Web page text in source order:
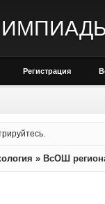
Регистрация
» ВсОШ